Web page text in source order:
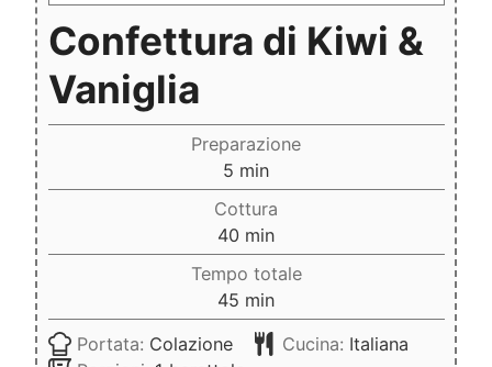
Confettura di Kiwi &
Vaniglia
Preparazione
5 minuti
min
Cottura
40 minuti
min
Tempo totale
45 minuti
min
Portata: Colazione Cucina: Italiana